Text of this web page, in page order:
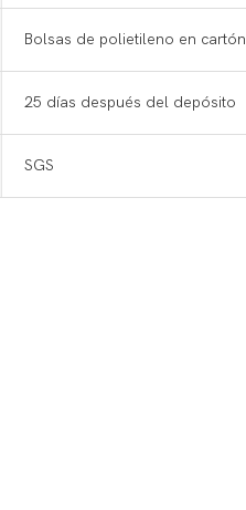
Bolsas de polietileno en cartón
25 días después del depósito
SGS